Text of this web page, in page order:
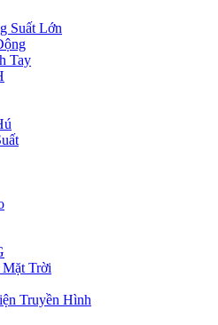
Suất Lớn
Tay
Trời
Truyền Hình